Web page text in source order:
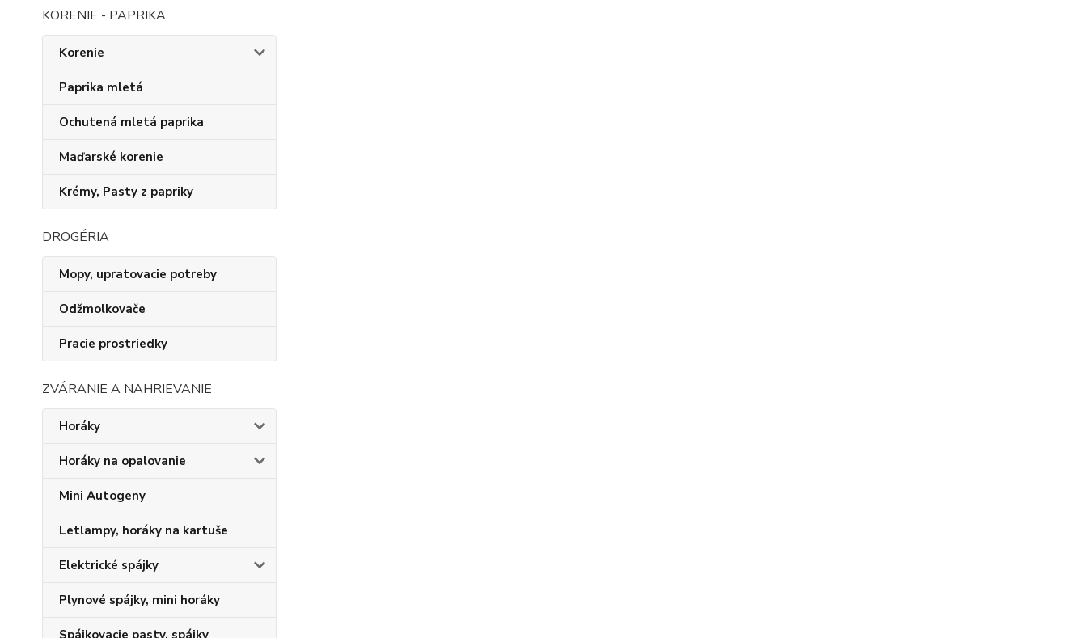
KORENIE - PAPRIKA
Korenie
Paprika mletá
Ochutená mletá paprika
Maďarské korenie
Krémy, Pasty z papriky
DROGÉRIA
Mopy, upratovacie potreby
Odžmolkovače
Pracie prostriedky
ZVÁRANIE A NAHRIEVANIE
Horáky
Horáky na opalovanie
Mini Autogeny
Letlampy, horáky na kartuše
Elektrické spájky
Plynové spájky, mini horáky
Spájkovacie pasty, spájky